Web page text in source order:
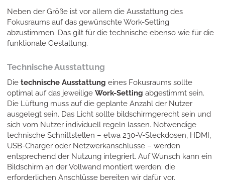
Neben der Größe ist vor allem die Ausstattung des
Fokusraums auf das gewünschte Work-Setting
abzustimmen. Das gilt für die technische ebenso wie für die
funktionale Gestaltung.
Technische Ausstattung
Dietechnische Ausstattung eines Fokusraums sollte
optimal auf das jeweiligeWork-Setting abgestimmt sein.
Die Lüftung muss auf die geplante Anzahl der Nutzer
ausgelegt sein. Das Licht sollte bildschirmgerecht sein und
sich vom Nutzer individuell regeln lassen. Notwendige
technische Schnittstellen – etwa 230-V-Steckdosen, HDMI,
USB-Charger oder Netzwerkanschlüsse – werden
entsprechend der Nutzung integriert. Auf Wunsch kann ein
Bildschirm an der Vollwand montiert werden; die
erforderlichen Anschlüsse bereiten wir dafür vor.